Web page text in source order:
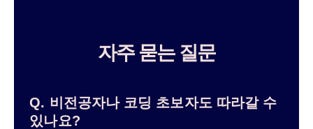
자주 묻는 질문
Q. 비전공자나 코딩 초보자도 따라갈 수
있나요?